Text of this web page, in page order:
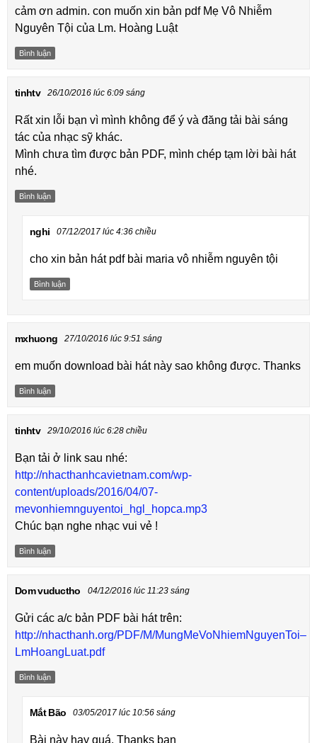
cảm ơn admin. con muốn xin bản pdf Mẹ Vô Nhiễm
Nguyên Tội của Lm. Hoàng Luật
Bình luận
tinhtv 26/10/2016 lúc 6:09 sáng
Rất xin lỗi bạn vì mình không để ý và đăng tải bài sáng
tác của nhạc sỹ khác.
Mình chưa tìm được bản PDF, mình chép tạm lời bài hát
nhé.
Bình luận
nghi 07/12/2017 lúc 4:36 chiều
cho xin bản hát pdf bài maria vô nhiễm nguyên tội
Bình luận
mxhuong 27/10/2016 lúc 9:51 sáng
em muốn download bài hát này sao không được. Thanks
Bình luận
tinhtv 29/10/2016 lúc 6:28 chiều
Bạn tải ở link sau nhé:
http://nhacthanhcavietnam.com/wp-
content/uploads/2016/04/07-
mevonhiemnguyentoi_hgl_hopca.mp3
Chúc bạn nghe nhạc vui vẻ !
Bình luận
Dom vuductho 04/12/2016 lúc 11:23 sáng
Gửi các a/c bản PDF bài hát trên:
http://nhacthanh.org/PDF/M/MungMeVoNhiemNguyenToi–
LmHoangLuat.pdf
Bình luận
Mắt Bão 03/05/2017 lúc 10:56 sáng
Bài này hay quá. Thanks bạn